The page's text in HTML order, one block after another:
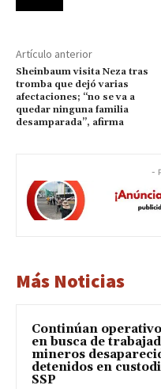
Artículo anterior
Sheinbaum visita Neza tras
tromba que dejó varias
afectaciones; “no se va a
quedar ninguna familia
desamparada”, afirma
-
Más Noticias
Continúan
en busca de
mineros
detenidos en
SSP